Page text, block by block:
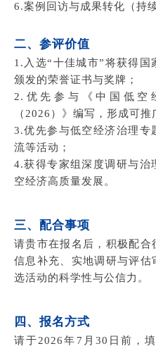
6.案例回访与成果转化（持
二、 参评价值
1.入选“十佳城市”将获得国
颁发的荣誉证书与奖牌；
2.优先参与《中国低空
（2026）》编写，形成可推
3.优先参与低空经济治理专
流等活动；
4.获得专家组深度调研与治
空经济高质量发展。
三、配合事项
请贵市在报名后，积极配合
信息补充、实地调研与评估
选活动的科学性与公信力。
四、报名方式
请于2026年7月30日前，